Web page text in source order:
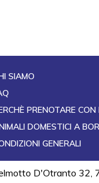
SIAMO
PRENOTARE CON
DOMESTICI A
GENERALI
D'Otranto